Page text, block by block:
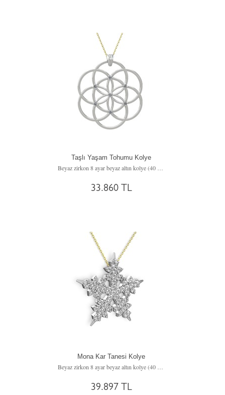
Taşlı Yaşam Tohumu Kolye
33.860 TL
Mona Kar Tanesi Kolye
39.897 TL